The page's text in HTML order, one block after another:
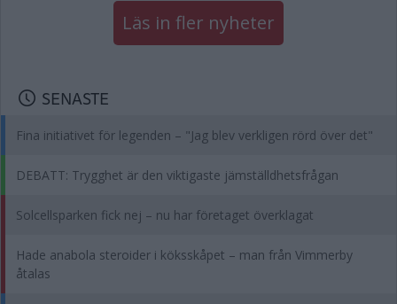
Läs in fler nyheter
SENASTE
Fina initiativet för legenden – "Jag blev verkligen rörd över det"
DEBATT: Trygghet är den viktigaste jämställdhetsfrågan
Solcellsparken fick nej – nu har företaget överklagat
Hade anabola steroider i köksskåpet – man från Vimmerby
åtalas